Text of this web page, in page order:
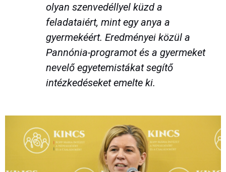
olyan szenvedéllyel küzd a
feladataiért, mint egy anya a
gyermekéért. Eredményei közül a
Pannónia-programot és a gyermeket
nevelő egyetemistákat segítő
intézkedéseket emelte ki.